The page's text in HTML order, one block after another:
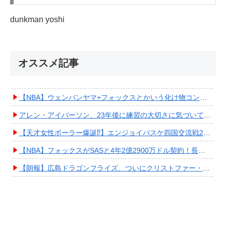
dunkman yoshi
オススメ記事
【NBA】ウェンバンヤマ+フォックスとかいう化け物コンビが爆誕してしまうwwwwwwwwww
アレン・アイバーソン、23年後に練習の大切さに気づいてしまうwwwwwwwwwwww
【天才女性ボーラー爆誕⁉︎】エンジョイバスケ四国交流戦2025 in 香川③ #エアボーズ #427
【NBA】フォックスがSASと4年2億2900万ドル契約！長期確保しPO進出へ期待高まる
【朗報】広島ドラゴンフライズ、ついにクリストファー・スミス獲得キタ━━━━(ﾟ∀ﾟ)━━━━!!